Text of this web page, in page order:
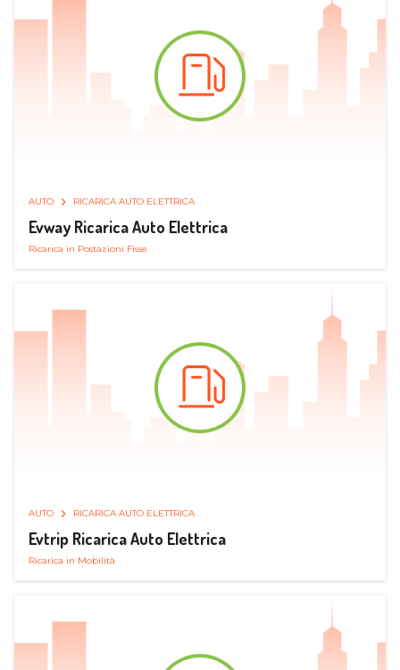
AUTO RICARICA AUTO ELETTRICA
Evway Ricarica Auto Elettrica
Ricarica in Postazioni Fisse
AUTO RICARICA AUTO ELETTRICA
Evtrip Ricarica Auto Elettrica
Ricarica in Mobilità